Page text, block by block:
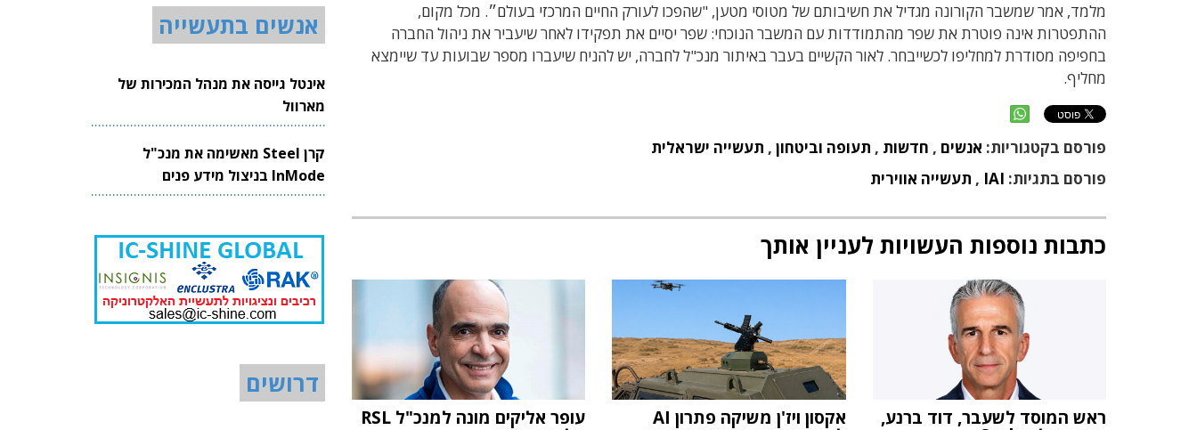
מלמד, אמר שמשבר הקורונה מגדיל את חשיבותם של מטוסי מטען, "שהפכו לעורק החיים המרכזי בעולם״. מכל מקום,
ההתפטרות אינה פוטרת את שפר מהתמודדות עם המשבר הנוכחי: שפר יסיים את תפקידו לאחר שיעביר את ניהול החברה
בחפיפה מסודרת למחליפו לכשייבחר. לאור הקשיים בעבר באיתור מנכ"ל לחברה, יש להניח שיעברו מספר שבועות עד שיימצא
מחליף.
פורסם בקטגוריות: אנשים , חדשות , תעופה וביטחון , תעשייה ישראלית
פורסם בתגיות: IAI
, תעשייה אווירית
כתבות נוספות העשויות לעניין אותך
ראש המוסד לשעבר, דוד ברנע, אקסון ויז'ן משיקה פתרון AI עופר אליקים מונה למנכ"ל RSL
אנשים בתעשייה
אינטל גייסה את מנהל המכירות של
מארוול
קרן Steel מאשימה את מנכ"ל
InMode בניצול מידע פנים
דרושים